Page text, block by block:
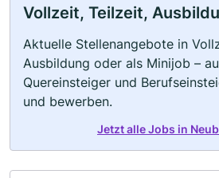
Vollzeit, Teilzeit,
Aktuelle Stellenangebote in
Ausbildung oder als Minijob –
Quereinsteiger und
und bewerben.
Jetzt alle Jobs in